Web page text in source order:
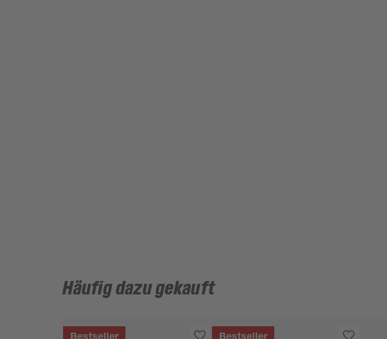
Häufig dazu gekauft